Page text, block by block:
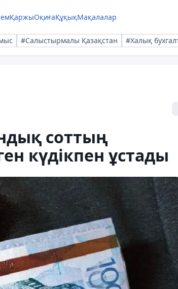
ҚаржыОқиғаҚұқықМақалалар
#Салыстырмалы Қазақстан #Халық
соттың
күдікпен ұстады